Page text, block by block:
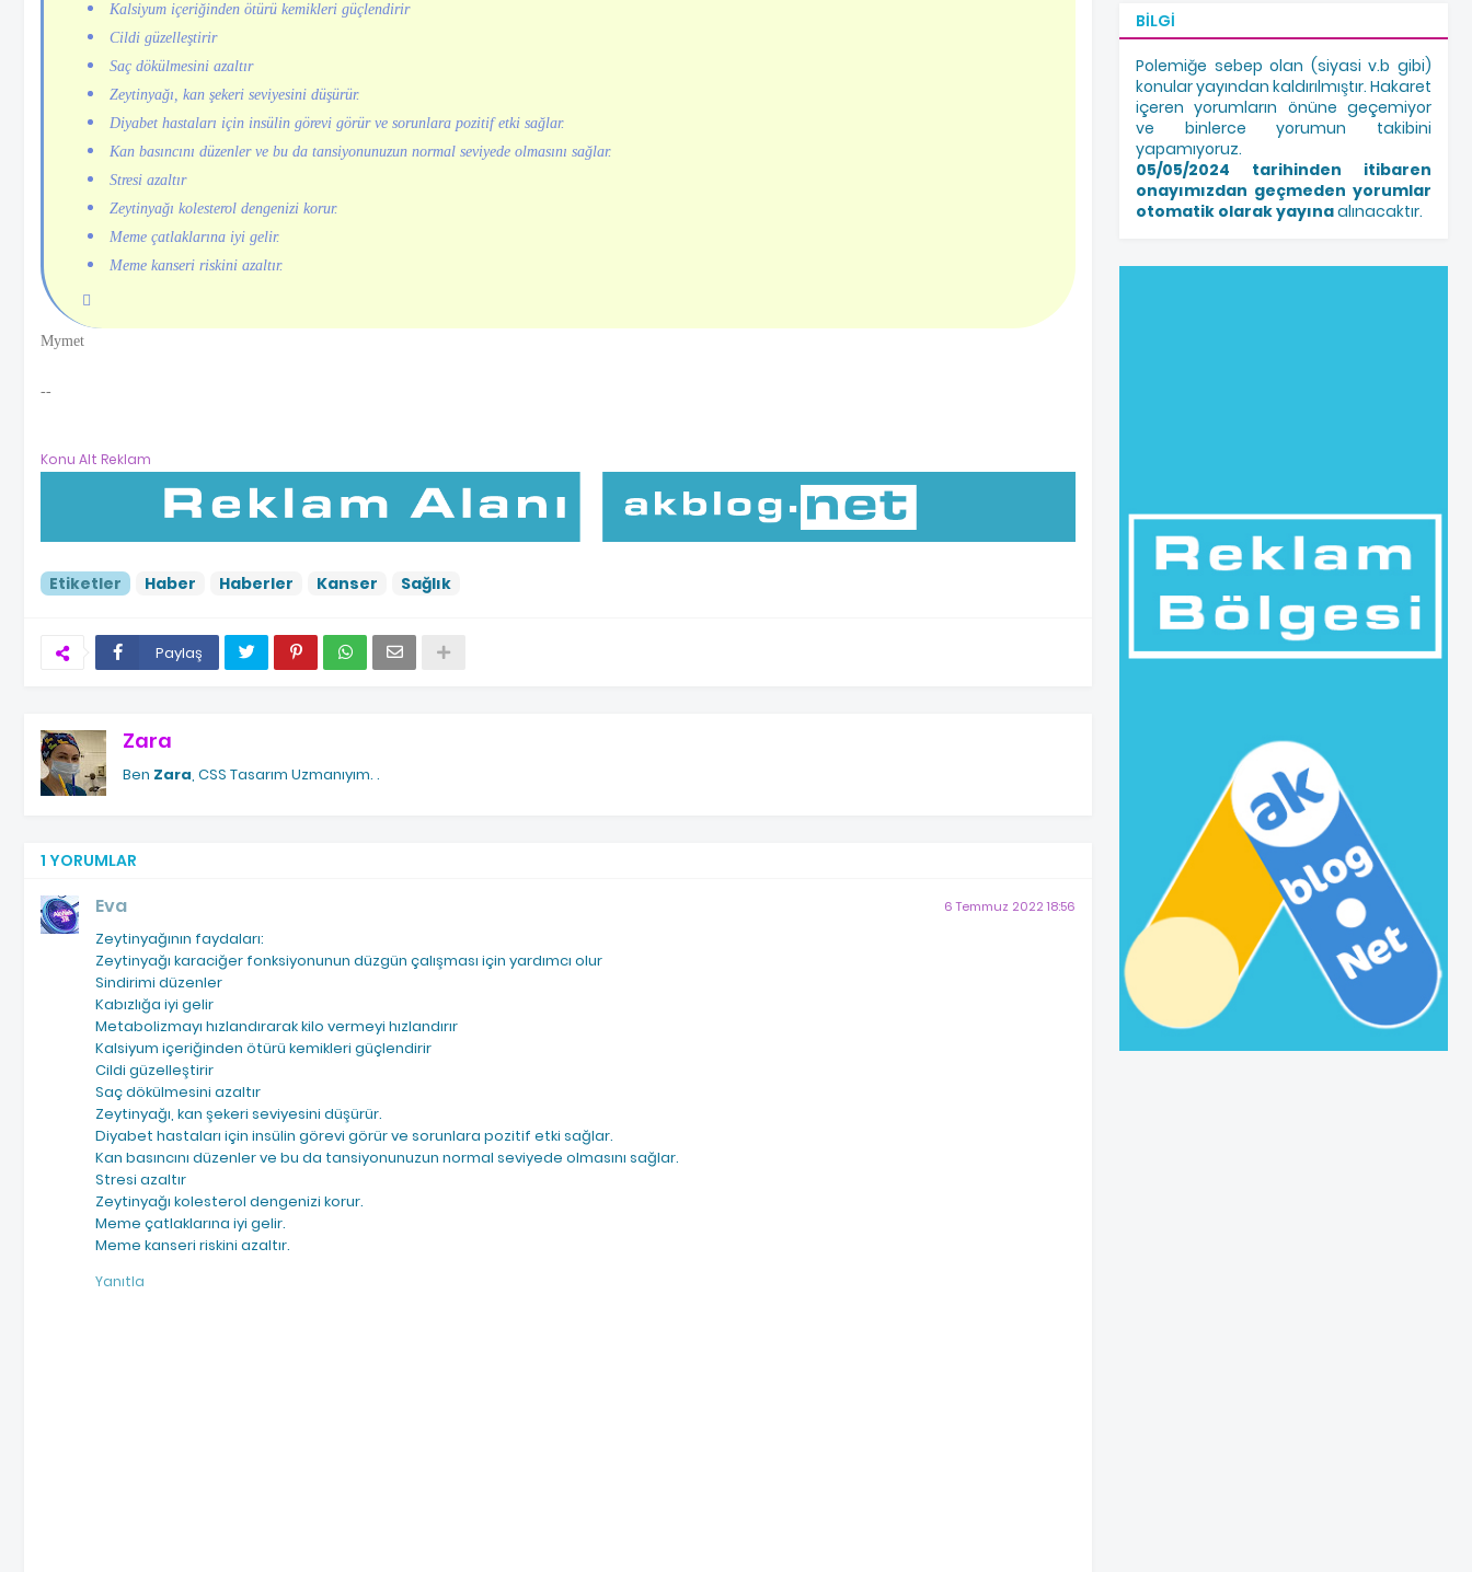
Kalsiyum içeriğinden ötürü kemikleri güçlendirir
Cildi güzelleştirir
Saç dökülmesini azaltır
Zeytinyağı, kan şekeri seviyesini düşürür.
Diyabet hastaları için insülin görevi görür ve sorunlara pozitif etki sağlar.
Kan basıncını düzenler ve bu da tansiyonunuzun normal seviyede olmasını sağlar.
Stresi azaltır
Zeytinyağı kolesterol dengenizi korur.
Meme çatlaklarına iyi gelir.
Meme kanseri riskini azaltır.
Mymet
--
Konu Alt Reklam
Etiketler Haber Haberler Kanser Sağlık
Paylaş
Zara
Ben Zara , CSS Tasarım Uzmanıyım. .
1 YORUMLAR
Eva 6 Temmuz 2022 18:56
Zeytinyağının faydaları:
Zeytinyağı karaciğer fonksiyonunun düzgün çalışması için yardımcı olur
Sindirimi düzenler
Kabızlığa iyi gelir
Metabolizmayı hızlandırarak kilo vermeyi hızlandırır
Kalsiyum içeriğinden ötürü kemikleri güçlendirir
Cildi güzelleştirir
Saç dökülmesini azaltır
Zeytinyağı, kan şekeri seviyesini düşürür.
Diyabet hastaları için insülin görevi görür ve sorunlara pozitif etki sağlar.
Kan basıncını düzenler ve bu da tansiyonunuzun normal seviyede olmasını sağlar.
Stresi azaltır
Zeytinyağı kolesterol dengenizi korur.
Meme çatlaklarına iyi gelir.
Meme kanseri riskini azaltır.
Yanıtla
BILGI
Polemiğe sebep olan (siyasi v.b gibi)
konular yayından kaldırılmıştır. Hakaret
içeren yorumların önüne geçemiyor
ve binlerce yorumun takibini
yapamıyoruz.
05/05/2024 tarihinden itibaren
onayımızdan geçmeden yorumlar
otomatik olarak yayınaalınacaktır.